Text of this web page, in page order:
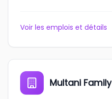
Voir les emplois et détails
Multani Family